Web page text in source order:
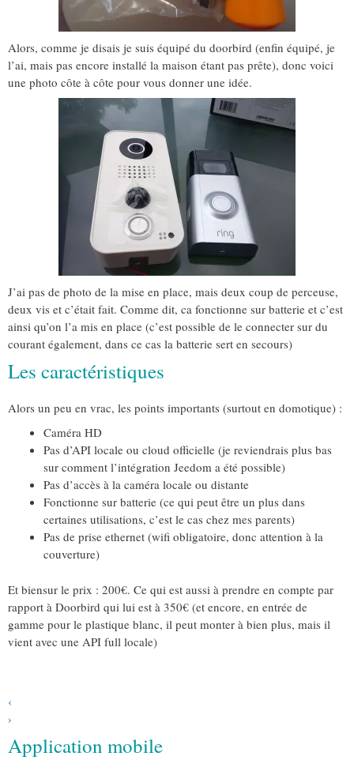
Alors, comme je disais je suis équipé du doorbird (enfin équipé, je
l’ai, mais pas encore installé la maison étant pas prête), donc voici
une photo côte à côte pour vous donner une idée.
J’ai pas de photo de la mise en place, mais deux coup de perceuse,
deux vis et c’était fait. Comme dit, ca fonctionne sur batterie et c’est
ainsi qu’on l’a mis en place (c’est possible de le connecter sur du
courant également, dans ce cas la batterie sert en secours)
Les caractéristiques
Alors un peu en vrac, les points importants (surtout en domotique) :
Caméra HD
Pas d’API locale ou cloud officielle (je reviendrais plus bas
sur comment l’intégration Jeedom a été possible)
Pas d’accès à la caméra locale ou distante
Fonctionne sur batterie (ce qui peut être un plus dans
certaines utilisations, c’est le cas chez mes parents)
Pas de prise ethernet (wifi obligatoire, donc attention à la
couverture)
Et biensur le prix : 200€. Ce qui est aussi à prendre en compte par
rapport à Doorbird qui lui est à 350€ (et encore, en entrée de
gamme pour le plastique blanc, il peut monter à bien plus, mais il
vient avec une API full locale)
‹
›
Application mobile